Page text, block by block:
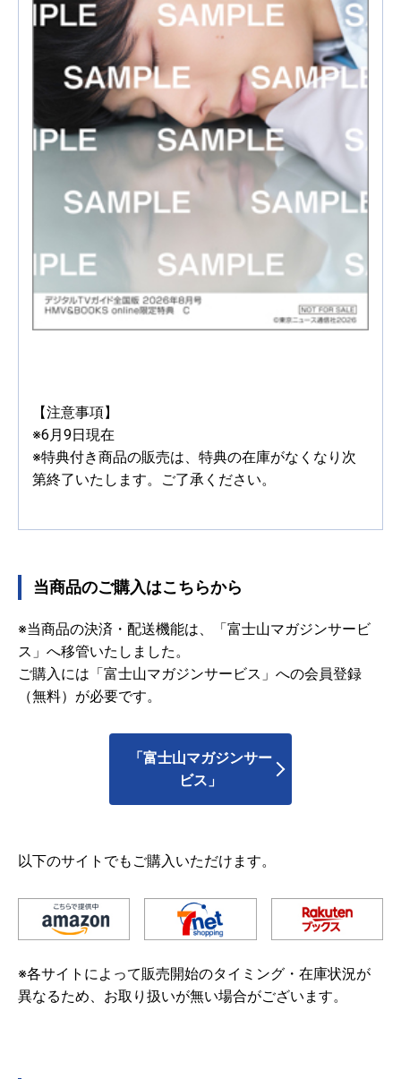
【注意事項】
※6月9日現在
※特典付き商品の販売は、特典の在庫がなくなり次
第終了いたします。ご了承ください。
当商品のご購入はこちらから
※当商品の決済・配送機能は、「富士山マガジンサービ
ス」へ移管いたしました。
ご購入には「富士山マガジンサービス」への会員登録
（無料）が必要です。
「富士山マガジンサー
ビス」
以下のサイトでもご購入いただけます。
※各サイトによって販売開始のタイミング・在庫状況が
異なるため、お取り扱いが無い場合がございます。